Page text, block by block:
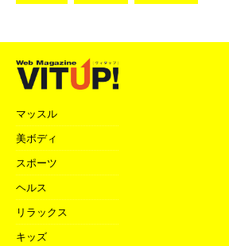
マッスル
美ボディ
スポーツ
ヘルス
リラックス
キッズ